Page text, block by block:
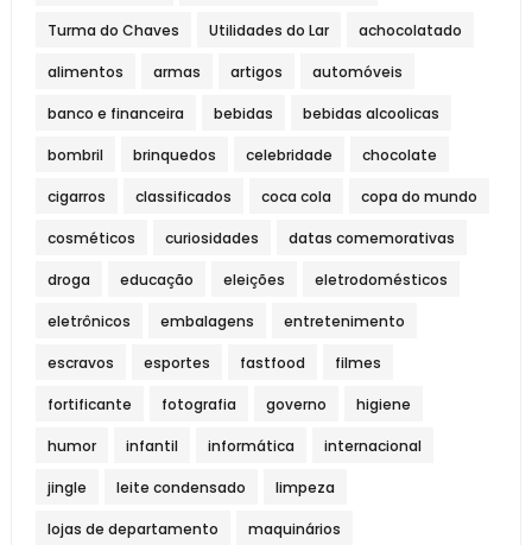
Turma do Chaves Utilidades do Lar achocolatado
alimentos armas artigos automóveis
banco e financeira bebidas bebidas alcoolicas
bombril brinquedos celebridade chocolate
cigarros classificados coca cola copa do mundo
cosméticos curiosidades datas comemorativas
droga educação eleições eletrodomésticos
eletrônicos embalagens entretenimento
escravos esportes fastfood filmes
fortificante fotografia governo higiene
humor infantil informática internacional
jingle leite condensado limpeza
lojas de departamento maquinários